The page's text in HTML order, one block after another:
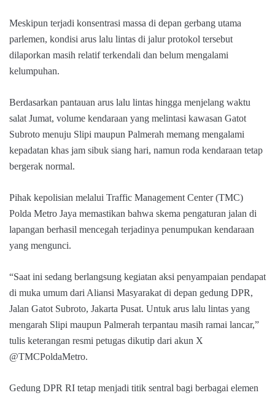
Meskipun terjadi konsentrasi massa di depan gerbang utama
parlemen, kondisi arus lalu lintas di jalur protokol tersebut
dilaporkan masih relatif terkendali dan belum mengalami
kelumpuhan.
Berdasarkan pantauan arus lalu lintas hingga menjelang waktu
salat Jumat, volume kendaraan yang melintasi kawasan Gatot
Subroto menuju Slipi maupun Palmerah memang mengalami
kepadatan khas jam sibuk siang hari, namun roda kendaraan tetap
bergerak normal.
Pihak kepolisian melalui Traffic Management Center (TMC)
Polda Metro Jaya memastikan bahwa skema pengaturan jalan di
lapangan berhasil mencegah terjadinya penumpukan kendaraan
yang mengunci.
“Saat ini sedang berlangsung kegiatan aksi penyampaian pendapat
di muka umum dari Aliansi Masyarakat di depan gedung DPR,
Jalan Gatot Subroto, Jakarta Pusat. Untuk arus lalu lintas yang
mengarah Slipi maupun Palmerah terpantau masih ramai lancar,”
tulis keterangan resmi petugas dikutip dari akun X
@TMCPoldaMetro.
Gedung DPR RI tetap menjadi titik sentral bagi berbagai elemen